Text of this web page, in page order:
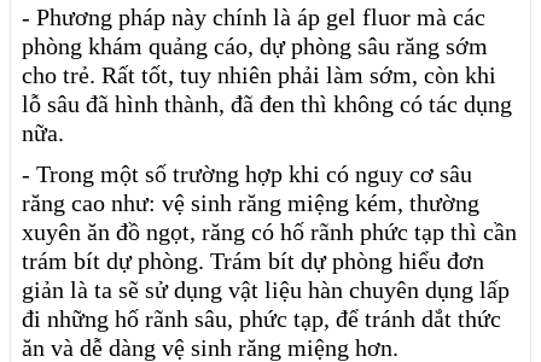
- Phương pháp này chính là áp gel fluor mà các
phòng khám quảng cáo, dự phòng sâu răng sớm
cho trẻ. Rất tốt, tuy nhiên phải làm sớm, còn khi
lỗ sâu đã hình thành, đã đen thì không có tác dụng
nữa.
- Trong một số trường hợp khi có nguy cơ sâu
răng cao như: vệ sinh răng miệng kém, thường
xuyên ăn đồ ngọt, răng có hố rãnh phức tạp thì cần
trám bít dự phòng. Trám bít dự phòng hiểu đơn
giản là ta sẽ sử dụng vật liệu hàn chuyên dụng lấp
đi những hố rãnh sâu, phức tạp, để tránh dắt thức
ăn và dễ dàng vệ sinh răng miệng hơn.